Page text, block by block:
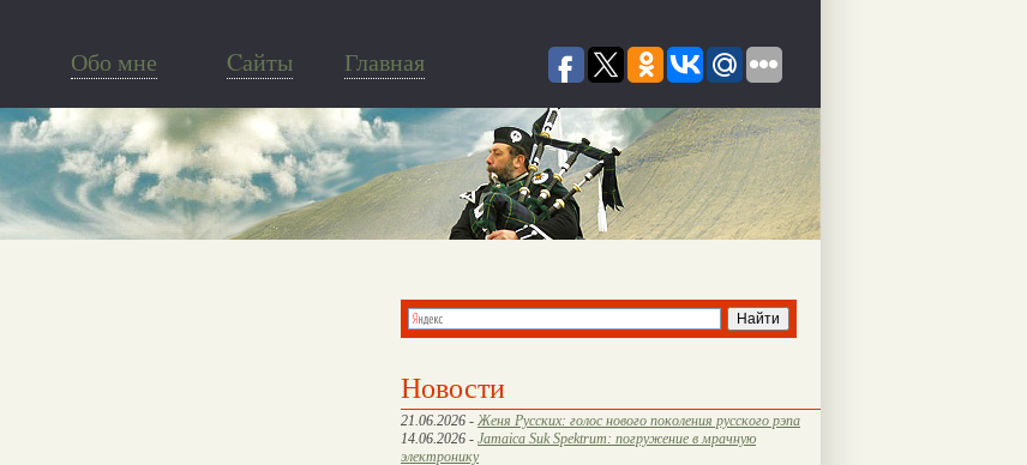
Обо мне Cайты Главная
Новости
21.06.2026 - Женя Русских: голос нового поколения русского рэпа
14.06.2026 - Jamaica Suk Spektrum: погружение в мрачную
электронику